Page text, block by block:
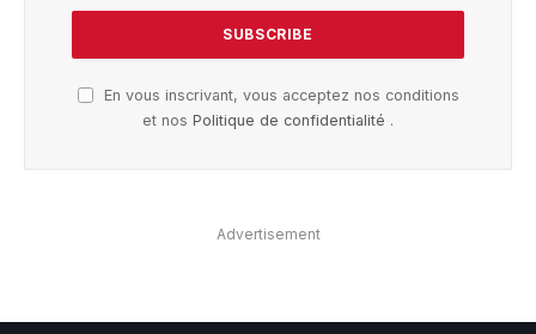
En vous inscrivant, vous acceptez nos conditions
et nos Politique de confidentialité .
Advertisement